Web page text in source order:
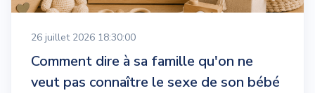
26 juillet 2026 18:30:00
Comment dire à sa famille qu'on ne
veut pas connaître le sexe de son bébé